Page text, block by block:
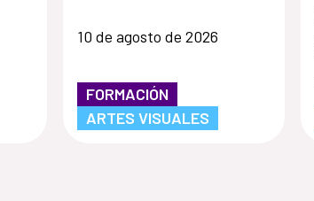
10 de agosto de 2026
FORMACIÓN
ARTES VISUALES